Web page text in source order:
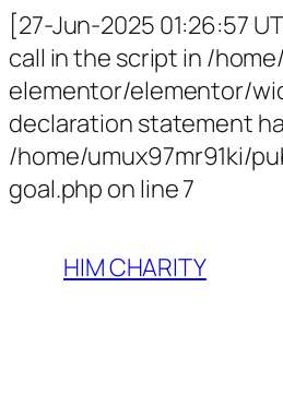
[27-Jun-2025 01:26:57
call in the script in /
elementor/elementor/
declaration statement
/home/umux97mr91ki/
goal.php on line 7
HIM CHARITY